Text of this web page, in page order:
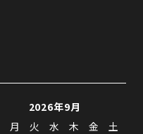
2026年9月
月 火 水 木 金
土